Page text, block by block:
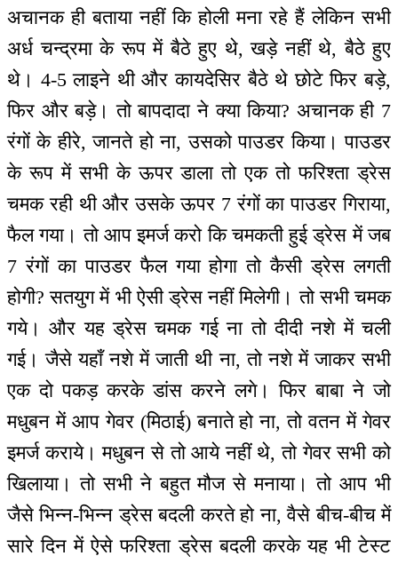
अचानक ही बताया नहीं कि होली मना रहे हैं लेकिन सभी
अर्ध चन्द्रमा के रूप में बैठे हुए थे, खड़े नहीं थे, बैठे हुए
थे। 4-5 लाइने थी और कायदेसिर बैठे थे छोटे फिर बड़े,
फिर और बड़े। तो बापदादा ने क्या किया? अचानक ही 7
रंगों के हीरे, जानते हो ना, उसको पाउडर किया। पाउडर
के रूप में सभी के ऊपर डाला तो एक तो फरिश्ता ड्रेस
चमक रही थी और उसके ऊपर 7 रंगों का पाउडर गिराया,
फैल गया। तो आप इमर्ज करो कि चमकती हुई ड्रेस में जब
7 रंगों का पाउडर फैल गया होगा तो कैसी ड्रेस लगती
होगी? सतयुग में भी ऐसी ड्रेस नहीं मिलेगी। तो सभी चमक
गये। और यह ड्रेस चमक गई ना तो दीदी नशे में चली
गई। जैसे यहाँ नशे में जाती थी ना, तो नशे में जाकर सभी
एक दो पकड़ करके डांस करने लगे। फिर बाबा ने जो
मधुबन में आप गेवर (मिठाई) बनाते हो ना, तो वतन में गेवर
इमर्ज कराये। मधुबन से तो आये नहीं थे, तो गेवर सभी को
खिलाया। तो सभी ने बहुत मौज से मनाया। तो आप भी
जैसे भिन्न-भिन्न ड्रेस बदली करते हो ना, वैसे बीच-बीच में
सारे दिन में ऐसे फरिश्ता ड्रेस बदली करके यह भी टेस्ट